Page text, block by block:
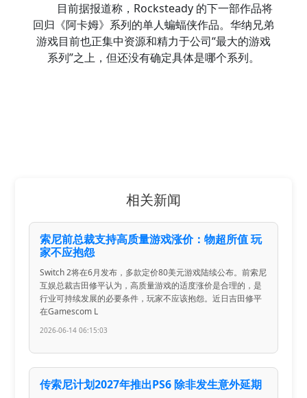
目前据报道称，Rocksteady 的下一部作品将
回归《阿卡姆》系列的单人蝙蝠侠作品。华纳兄弟
游戏目前也正集中资源和精力于公司“最大的游戏
系列”之上，但还没有确定具体是哪个系列。
相关新闻
索尼前总裁支持高质量游戏涨价：物超所值 玩
家不应抱怨
Switch 2将在6月发布，多款定价80美元游戏陆续公布。前索尼
互娱总裁吉田修平认为，高质量游戏的适度涨价是合理的，是
行业可持续发展的必要条件，玩家不应该抱怨。近日吉田修平
在Gamescom L
2026-06-14 06:15:03
传索尼计划2027年推出PS6 除非发生意外延期